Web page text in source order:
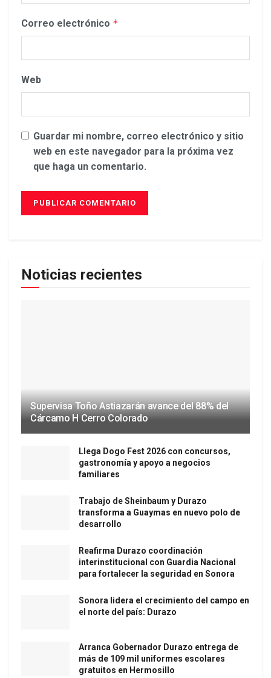
Correo electrónico *
Web
Guardar mi nombre, correo electrónico y sitio
web en este navegador para la próxima vez
que haga un comentario.
Noticias recientes
Supervisa Toño Astiazarán avance del 88% del
Cárcamo H Cerro Colorado
Llega Dogo Fest 2026 con concursos,
gastronomía y apoyo a negocios
familiares
Trabajo de Sheinbaum y Durazo
transforma a Guaymas en nuevo polo de
desarrollo
Reafirma Durazo coordinación
interinstitucional con Guardia Nacional
para fortalecer la seguridad en Sonora
Sonora lidera el crecimiento del campo en
el norte del país: Durazo
Arranca Gobernador Durazo entrega de
más de 109 mil uniformes escolares
gratuitos en Hermosillo